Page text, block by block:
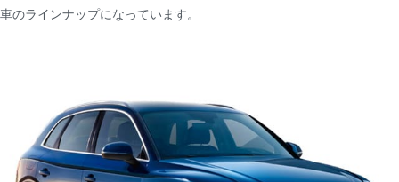
車のラインナップになっています。